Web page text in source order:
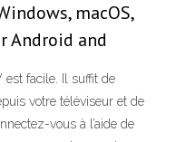
macOS,
Android and
est facile. Il suffit de
votre téléviseur et de
vous à l’aide de